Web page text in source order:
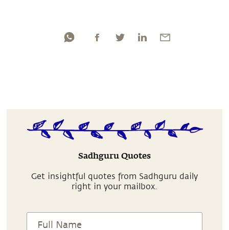
Sadhguru Quotes
Get insightful quotes from Sadhguru daily
right in your mailbox.